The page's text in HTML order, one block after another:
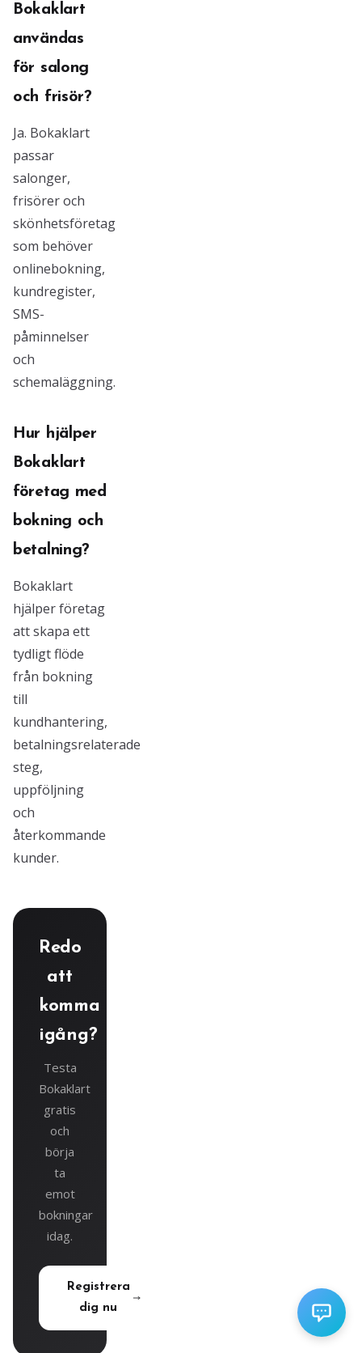
Bokaklart
användas
för salong
och frisör?
Ja. Bokaklart
passar
salonger,
frisörer och
skönhetsföretag
som behöver
onlinebokning,
kundregister,
SMS-
påminnelser
och
schemaläggning.
Hur hjälper
Bokaklart
företag med
bokning och
betalning?
Bokaklart
hjälper företag
att skapa ett
tydligt flöde
från bokning
till
kundhantering,
betalningsrelaterade
steg,
uppföljning
och
återkommande
kunder.
Redo
att
komma
igång?
Testa
Bokaklart
gratis
och
börja
ta
emot
bokningar
idag.
Registrera
dig nu